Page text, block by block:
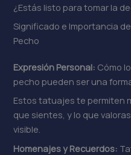
¿Estás listo para tomar la
Significado e Importancia
Pecho
Expresión Personal: Cómo
pecho pueden ser una
Estos tatuajes te permiten
que sientes, y lo que
visible.
Homenajes y Recuerdos: